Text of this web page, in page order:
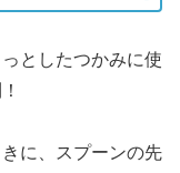
としたつかみに使
に、スプーンの先